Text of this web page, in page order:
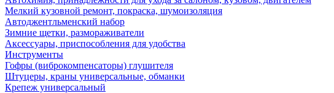
Мелкий кузовной ремонт, покраска, шумоизоляция
Автоджентльменский набор
Зимние щетки, размораживатели
Аксессуары, приспособления для удобства
Инструменты
Гофры (виброкомпенсаторы) глушителя
Штуцеры, краны универсальные, обманки
Крепеж универсальный